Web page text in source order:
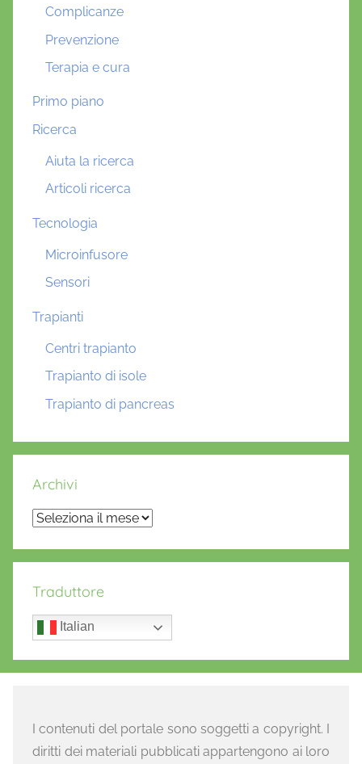
Complicanze
Prevenzione
Terapia e cura
Primo piano
Ricerca
Aiuta la ricerca
Articoli ricerca
Tecnologia
Microinfusore
Sensori
Trapianti
Centri trapianto
Trapianto di isole
Trapianto di pancreas
Archivi
Archivi
Traduttore
Italian
I contenuti del portale sono soggetti a copyright. I
diritti dei materiali pubblicati appartengono ai loro